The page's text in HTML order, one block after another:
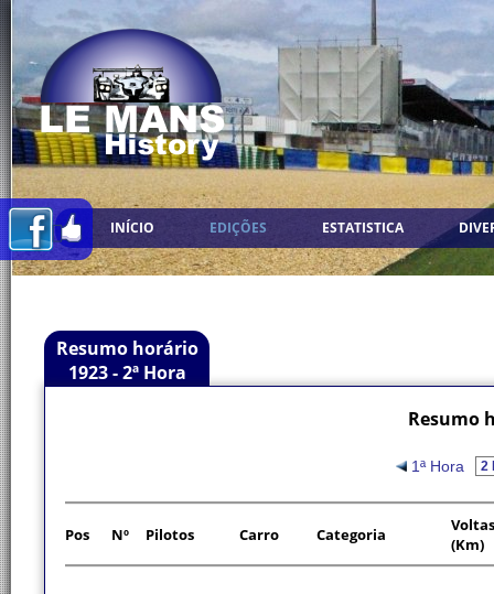
INÍCIO EDIÇÕES ESTATISTICA
Resumo horário
1923 - 2ª Hora
Resumo
1ª Hora
Pos Nº Pilotos Carro Categoria
Voltas
(Km)